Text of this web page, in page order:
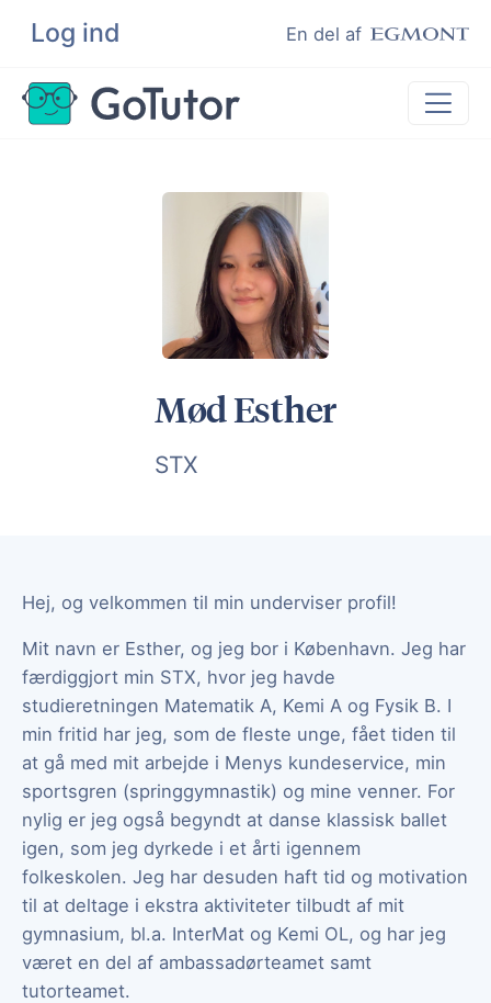
Log ind En del af
Søg
Lektiehjælp
Hjælp til ordblinde
Kundeudtalelser
Mød Esther
STX
Hej, og velkommen til min underviser profil!
Mit navn er Esther, og jeg bor i København. Jeg har
færdiggjort min STX, hvor jeg havde
studieretningen Matematik A, Kemi A og Fysik B. I
min fritid har jeg, som de fleste unge, fået tiden til
at gå med mit arbejde i Menys kundeservice, min
sportsgren (springgymnastik) og mine venner. For
nylig er jeg også begyndt at danse klassisk ballet
igen, som jeg dyrkede i et årti igennem
folkeskolen. Jeg har desuden haft tid og motivation
til at deltage i ekstra aktiviteter tilbudt af mit
gymnasium, bl.a. InterMat og Kemi OL, og har jeg
været en del af ambassadørteamet samt
tutorteamet.